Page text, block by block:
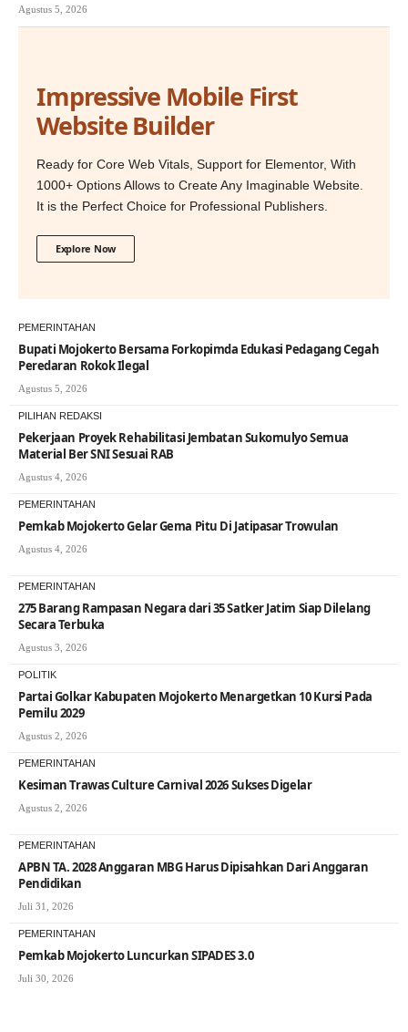
Agustus 5, 2026
Impressive Mobile First
Website Builder
Ready for Core Web Vitals, Support for Elementor, With
1000+ Options Allows to Create Any Imaginable Website.
It is the Perfect Choice for Professional Publishers.
Explore Now
PEMERINTAHAN
Bupati Mojokerto Bersama Forkopimda Edukasi Pedagang Cegah
Peredaran Rokok Ilegal
Agustus 5, 2026
PILIHAN REDAKSI
Pekerjaan Proyek Rehabilitasi Jembatan Sukomulyo Semua
Material Ber SNI Sesuai RAB
Agustus 4, 2026
PEMERINTAHAN
Pemkab Mojokerto Gelar Gema Pitu Di Jatipasar Trowulan
Agustus 4, 2026
PEMERINTAHAN
275 Barang Rampasan Negara dari 35 Satker Jatim Siap Dilelang
Secara Terbuka
Agustus 3, 2026
POLITIK
Partai Golkar Kabupaten Mojokerto Menargetkan 10 Kursi Pada
Pemilu 2029
Agustus 2, 2026
PEMERINTAHAN
Kesiman Trawas Culture Carnival 2026 Sukses Digelar
Agustus 2, 2026
PEMERINTAHAN
APBN TA. 2028 Anggaran MBG Harus Dipisahkan Dari Anggaran
Pendidikan
Juli 31, 2026
PEMERINTAHAN
Pemkab Mojokerto Luncurkan SIPADES 3.0
Juli 30, 2026